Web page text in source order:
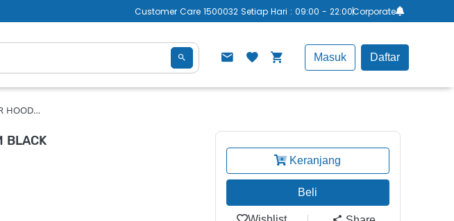
Customer Care 1500032 Setiap Hari : 09:00 - 22:00Corporate
Masuk Daftar
HOOD…
BLACK
Keranjang
Beli